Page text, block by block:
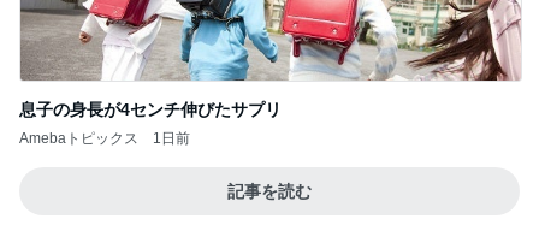
息子の身長が4センチ伸びたサプリ
Amebaトピックス 1日前
記事を読む